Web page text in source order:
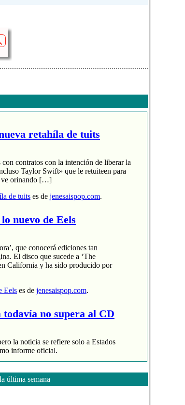
retahíla de tuits
contratos con la intención de liberar la
Taylor Swift» que le retuiteen para
ve orinando […]
de tuits es de jenesaispop.com.
nuevo de Eels
que conocerá ediciones tan
El disco que sucede a ‘The
California y ha sido producido por
Eels es de jenesaispop.com.
todavía no supera al CD
la noticia se refiere solo a Estados
informe oficial.
al CD
última semana